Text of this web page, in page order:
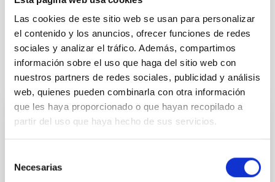
Las cookies de este sitio web se usan para personalizar
el contenido y los anuncios, ofrecer funciones de redes
sociales y analizar el tráfico. Además, compartimos
información sobre el uso que haga del sitio web con
nuestros partners de redes sociales, publicidad y análisis
web, quienes pueden combinarla con otra información
que les haya proporcionado o que hayan recopilado a
partir del uso que haya hecho de sus servicios.
Necesarias
Formación y Evolución de Galaxias (FYEG)
Galaxias
Objetos BL Lacertae
Te puede interesar
CON ÁRBITRO
Magnetic Field Alignment with Dense
Cores in the Transition between Cloud and
Core Scales